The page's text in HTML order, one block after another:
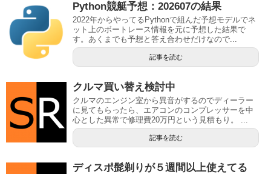
Python競艇予想：202607の結果
2022年からやってるPythonで組んだ予想モデルでネ
ット上のボートレース情報を元に予想した結果で
す。あくまでも予想と答え合わせだけなので...
記事を読む
クルマ買い替え検討中
クルマのエンジン室から異音がするのでディーラー
に見てもらったら、エアコンのコンプレッサーを中
心とした異常で修理費20万円という見積もり。 ...
記事を読む
ディスポ髭剃りが５週間以上使えてる